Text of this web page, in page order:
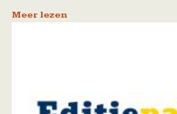
Meer lezen